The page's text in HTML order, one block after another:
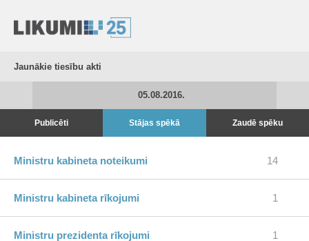
Jaunākie tiesību akti
05.08.2016.
Publicēti Stājas spēkā Zaudē spēku
Ministru kabineta noteikumi 14
Ministru kabineta rīkojumi 1
Ministru prezidenta rīkojumi 1